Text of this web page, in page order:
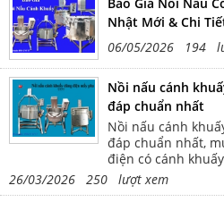
indent:.5in;"><span style="font-
family:Times New
Roman,serif;">Mặt bệ nồi Inox
cuộn</span></p> <p style="text-
align:justify;text-indent:.5in;">
<span style="font-family:Times
New Roman,serif;">Chân nồi
Inox hộp 40</span></p> <p
style="text-align:justify;text-
indent:.5in;"><span style="font-
family:Times New
Roman,serif;">Bọc chân nồi
100% cao su</span></p> <p
Nhật Mới & Chi
06/05/2026 194
Nồi nấu cánh
đáp chuẩn nhất
Nồi nấu cánh
đáp chuẩn nhất,
điện có cánh khuấy
26/03/2026 250 lượt xem